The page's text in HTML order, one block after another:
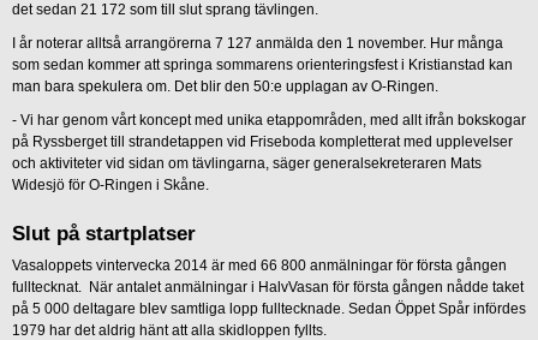
det sedan 21 172 som till slut sprang tävlingen.
I år noterar alltså arrangörerna 7 127 anmälda den 1 november. Hur många
som sedan kommer att springa sommarens orienteringsfest i Kristianstad kan
man bara spekulera om. Det blir den 50:e upplagan av O-Ringen.
- Vi har genom vårt koncept med unika etappområden, med allt ifrån bokskogar
på Ryssberget till strandetappen vid Friseboda kompletterat med upplevelser
och aktiviteter vid sidan om tävlingarna, säger generalsekreteraren Mats
Widesjö för O-Ringen i Skåne.
Slut på startplatser
Vasaloppets vintervecka 2014 är med 66 800 anmälningar för första gången
fulltecknat. När antalet anmälningar i HalvVasan för första gången nådde taket
på 5 000 deltagare blev samtliga lopp fulltecknade. Sedan Öppet Spår infördes
1979 har det aldrig hänt att alla skidloppen fyllts.